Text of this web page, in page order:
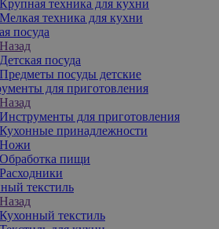
Крупная техника для кухни
Мелкая техника для кухни
посуда
Назад
Детская посуда
Предметы посуды детские
для приготовления
Назад
Инструменты для приготовления
Кухонные принадлежности
Ножи
Обработка пищи
Расходники
текстиль
Назад
Кухонный текстиль